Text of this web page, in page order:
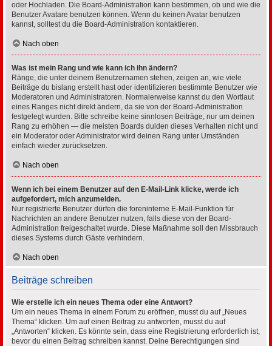
oder Hochladen. Die Board-Administration kann bestimmen, ob und wie die
Benutzer Avatare benutzen können. Wenn du keinen Avatar benutzen
kannst, solltest du die Board-Administration kontaktieren.
Nach oben
Was ist mein Rang und wie kann ich ihn ändern?
Ränge, die unter deinem Benutzernamen stehen, zeigen an, wie viele
Beiträge du bislang erstellt hast oder identifizieren bestimmte Benutzer wie
Moderatoren und Administratoren. Normalerweise kannst du den Wortlaut
eines Ranges nicht direkt ändern, da sie von der Board-Administration
festgelegt wurden. Bitte schreibe keine sinnlosen Beiträge, nur um deinen
Rang zu erhöhen — die meisten Boards dulden dieses Verhalten nicht und
ein Moderator oder Administrator wird deinen Rang unter Umständen
einfach wieder zurücksetzen.
Nach oben
Wenn ich bei einem Benutzer auf den E-Mail-Link klicke, werde ich
aufgefordert, mich anzumelden.
Nur registrierte Benutzer dürfen die foreninterne E-Mail-Funktion für
Nachrichten an andere Benutzer nutzen, falls diese von der Board-
Administration freigeschaltet wurde. Diese Maßnahme soll den Missbrauch
dieses Systems durch Gäste verhindern.
Nach oben
Beiträge schreiben
Wie erstelle ich ein neues Thema oder eine Antwort?
Um ein neues Thema in einem Forum zu eröffnen, musst du auf „Neues
Thema“ klicken. Um auf einen Beitrag zu antworten, musst du auf
„Antworten“ klicken. Es könnte sein, dass eine Registrierung erforderlich ist,
bevor du einen Beitrag schreiben kannst. Deine Berechtigungen sind